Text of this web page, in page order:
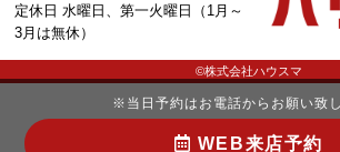
定休日 水曜日、第一火曜日（1月～
3月は無休）
©株式会社ハウスマ
※当日予約はお電話からお願い致し
WEB来店予約